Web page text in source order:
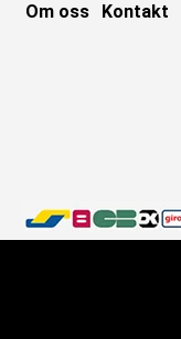
Om oss
Kontakt